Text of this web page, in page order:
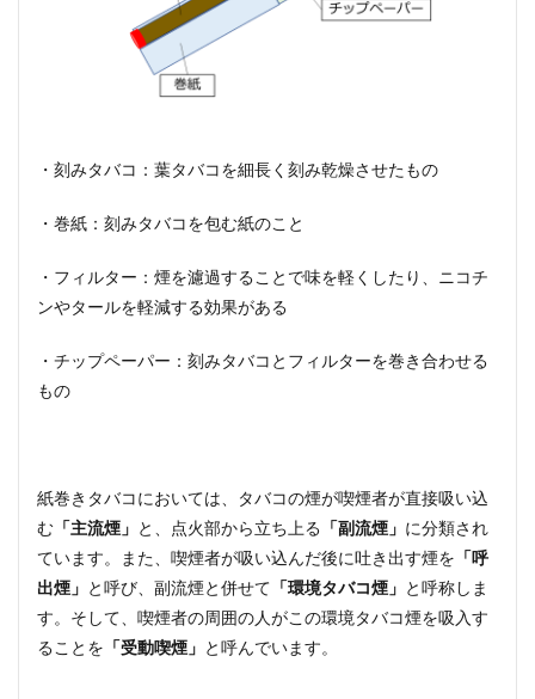
・刻みタバコ：葉タバコを細長く刻み乾燥させたもの
・巻紙：刻みタバコを包む紙のこと
・フィルター：煙を濾過することで味を軽くしたり、ニコチ
ンやタールを軽減する効果がある
・チップペーパー：刻みタバコとフィルターを巻き合わせる
もの
紙巻きタバコにおいては、タバコの煙が喫煙者が直接吸い込
む 「主流煙」 と、点火部から立ち上る 「副流煙」 に分類され
ています。また、喫煙者が吸い込んだ後に吐き出す煙を 「呼
出煙」 と呼び、副流煙と併せて 「環境タバコ煙」 と呼称しま
す。そして、喫煙者の周囲の人がこの環境タバコ煙を吸入す
ることを 「受動喫煙」 と呼んでいます。